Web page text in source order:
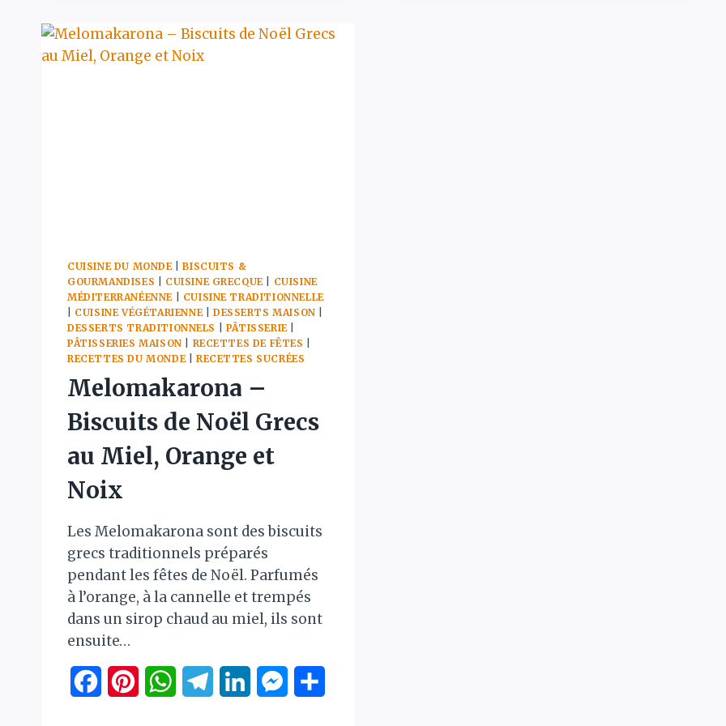
RECETTE
DES
CUISINE DU MONDE|BISCUITS &
GOURMANDISES
CUISINE GRECQUE| CUISINE
MÉDITERRANÉENNE| CUISINE TRADITIONNELLE
CUISINE VÉGÉTARIENNE| DESSERTS MAISON
DESSERTS TRADITIONNELS
PÂTISSERIE|
PÂTISSERIES MAISON
RECETTES DE FÊTES
RECETTES DU MONDE| RECETTES SUCRÉES
Melomakarona –
Biscuits de Noël Grecs
au Miel, Orange et
Noix
Les Melomakarona sont des biscuits
grecs traditionnels préparés
pendant les fêtes de Noël. Parfumés
à l’orange, à la cannelle et trempés
dans un sirop chaud au miel, ils sont
ensuite…
FacebookPinterestWhatsAppTelegramLinkedInMessenger